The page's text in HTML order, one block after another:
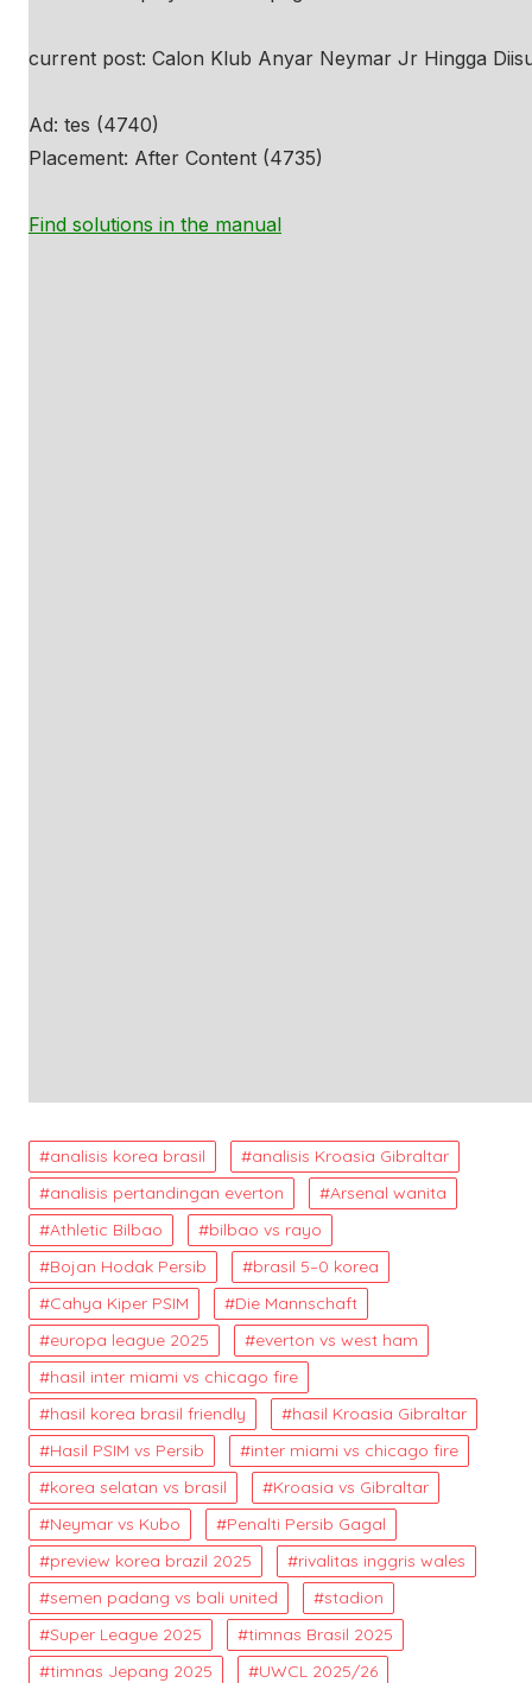
current post: Calon Klub Anyar Neymar Jr Hingga
Ad: tes (4740)
Placement: After Content (4735)
Find solutions in the manual
analisis korea brasil
analisis Kroasia Gibraltar
analisis pertandingan everton
Arsenal wanita
Athletic Bilbao
bilbao vs rayo
Bojan Hodak Persib
brasil 5–0 korea
Cahya Kiper PSIM
Die Mannschaft
europa league 2025
everton vs west ham
hasil inter miami vs chicago fire
hasil korea brasil friendly
hasil Kroasia Gibraltar
Hasil PSIM vs Persib
inter miami vs chicago fire
korea selatan vs brasil
Kroasia vs Gibraltar
Neymar vs Kubo
Penalti Persib Gagal
preview korea brazil 2025
rivalitas inggris wales
semen padang vs bali united
stadion
Super League 2025
timnas Brasil 2025
timnas Jepang 2025
UWCL 2025/26